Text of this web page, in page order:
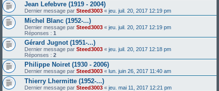
Jean Lefebvre (1919 - 2004)
Dernier message par Steed3003 « jeu. juil. 20, 2017 12:19 pm
Michel Blanc (1952-...)
Dernier message par Steed3003 « jeu. juil. 20, 2017 12:19 pm
Réponses : 1
Gérard Jugnot (1951-...)
Dernier message par Steed3003 « jeu. juil. 20, 2017 12:18 pm
Réponses : 2
Philippe Noiret (1930 - 2006)
Dernier message par Steed3003 « lun. juin 26, 2017 11:40 am
Thierry Lhermitte (1952-...)
Dernier message par Steed3003 « jeu. mai 11, 2017 12:21 pm